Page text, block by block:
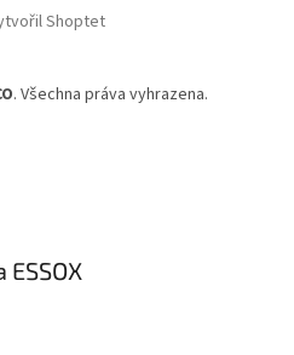
Shoptet
. Všechna práva vyhrazena.